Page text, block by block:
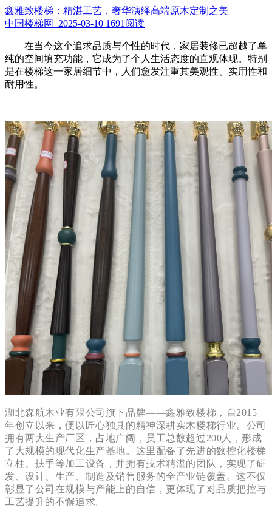
鑫雅致楼梯：精湛工艺，奢华演绎高端原木定制之美
中国楼梯网 2025-03-10 1691阅读
在当今这个追求品质与个性的时代，家居装修已超越了单
纯的空间填充功能，它成为了个人生活态度的直观体现。特别
是在楼梯这一家居细节中，人们愈发注重其美观性、实用性和
耐用性。
湖北森航木业有限公司旗下品牌——鑫雅致楼梯，自2015
年创立以来，便以匠心独具的精神深耕实木楼梯行业。公司
拥有两大生产厂区，占地广阔，员工总数超过200人，形成
了大规模的现代化生产基地。这里配备了先进的数控化楼梯
立柱、扶手等加工设备，并拥有技术精湛的团队，实现了研
发、设计、生产、制造及销售服务的全产业链覆盖。这不仅
彰显了公司在规模与产能上的自信，更体现了对品质把控与
工艺提升的不懈追求。